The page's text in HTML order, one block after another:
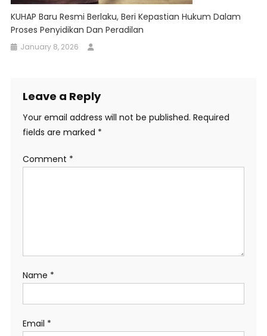
KUHAP Baru Resmi Berlaku, Beri Kepastian Hukum Dalam
Proses Penyidikan Dan Peradilan
January 8, 2026
Leave a Reply
Your email address will not be published. Required
fields are marked *
Comment *
Name *
Email *